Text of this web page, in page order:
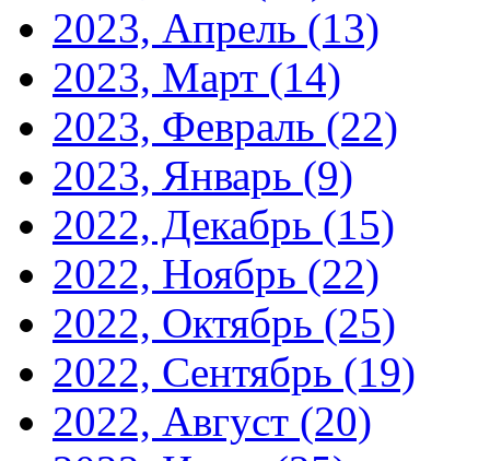
2023, Апрель (13)
2023, Март (14)
2023, Февраль (22)
2023, Январь (9)
2022, Декабрь (15)
2022, Ноябрь (22)
2022, Октябрь (25)
2022, Сентябрь (19)
2022, Август (20)